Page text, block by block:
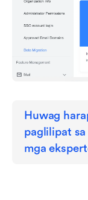
Huwag
paglilipat sa
mga